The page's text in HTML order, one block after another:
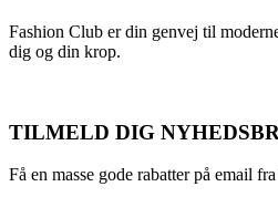
Fashion Club er din genvej til
dig og din krop.
TILMELD DIG
Få en masse gode rabatter på email